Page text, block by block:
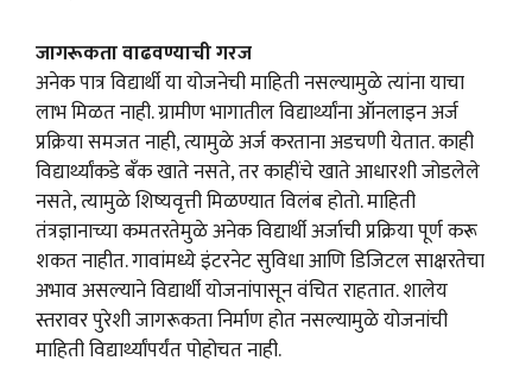
जागरूकता वाढवण्याची गरज
अनेक पात्र विद्यार्थी या योजनेची माहिती नसल्यामुळे त्यांना याचा
लाभ मिळत नाही. ग्रामीण भागातील विद्यार्थ्यांना ऑनलाइन अर्ज
प्रक्रिया समजत नाही, त्यामुळे अर्ज करताना अडचणी येतात. काही
विद्यार्थ्यांकडे बँक खाते नसते, तर काहींचे खाते आधारशी जोडलेले
नसते, त्यामुळे शिष्यवृत्ती मिळण्यात विलंब होतो. माहिती
तंत्रज्ञानाच्या कमतरतेमुळे अनेक विद्यार्थी अर्जाची प्रक्रिया पूर्ण करू
शकत नाहीत. गावांमध्ये इंटरनेट सुविधा आणि डिजिटल साक्षरतेचा
अभाव असल्याने विद्यार्थी योजनांपासून वंचित राहतात. शालेय
स्तरावर पुरेशी जागरूकता निर्माण होत नसल्यामुळे योजनांची
माहिती विद्यार्थ्यांपर्यंत पोहोचत नाही.